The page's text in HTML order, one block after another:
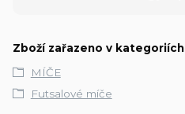
Zboží zařazeno v kategoriích
MÍČE
Futsalové míče